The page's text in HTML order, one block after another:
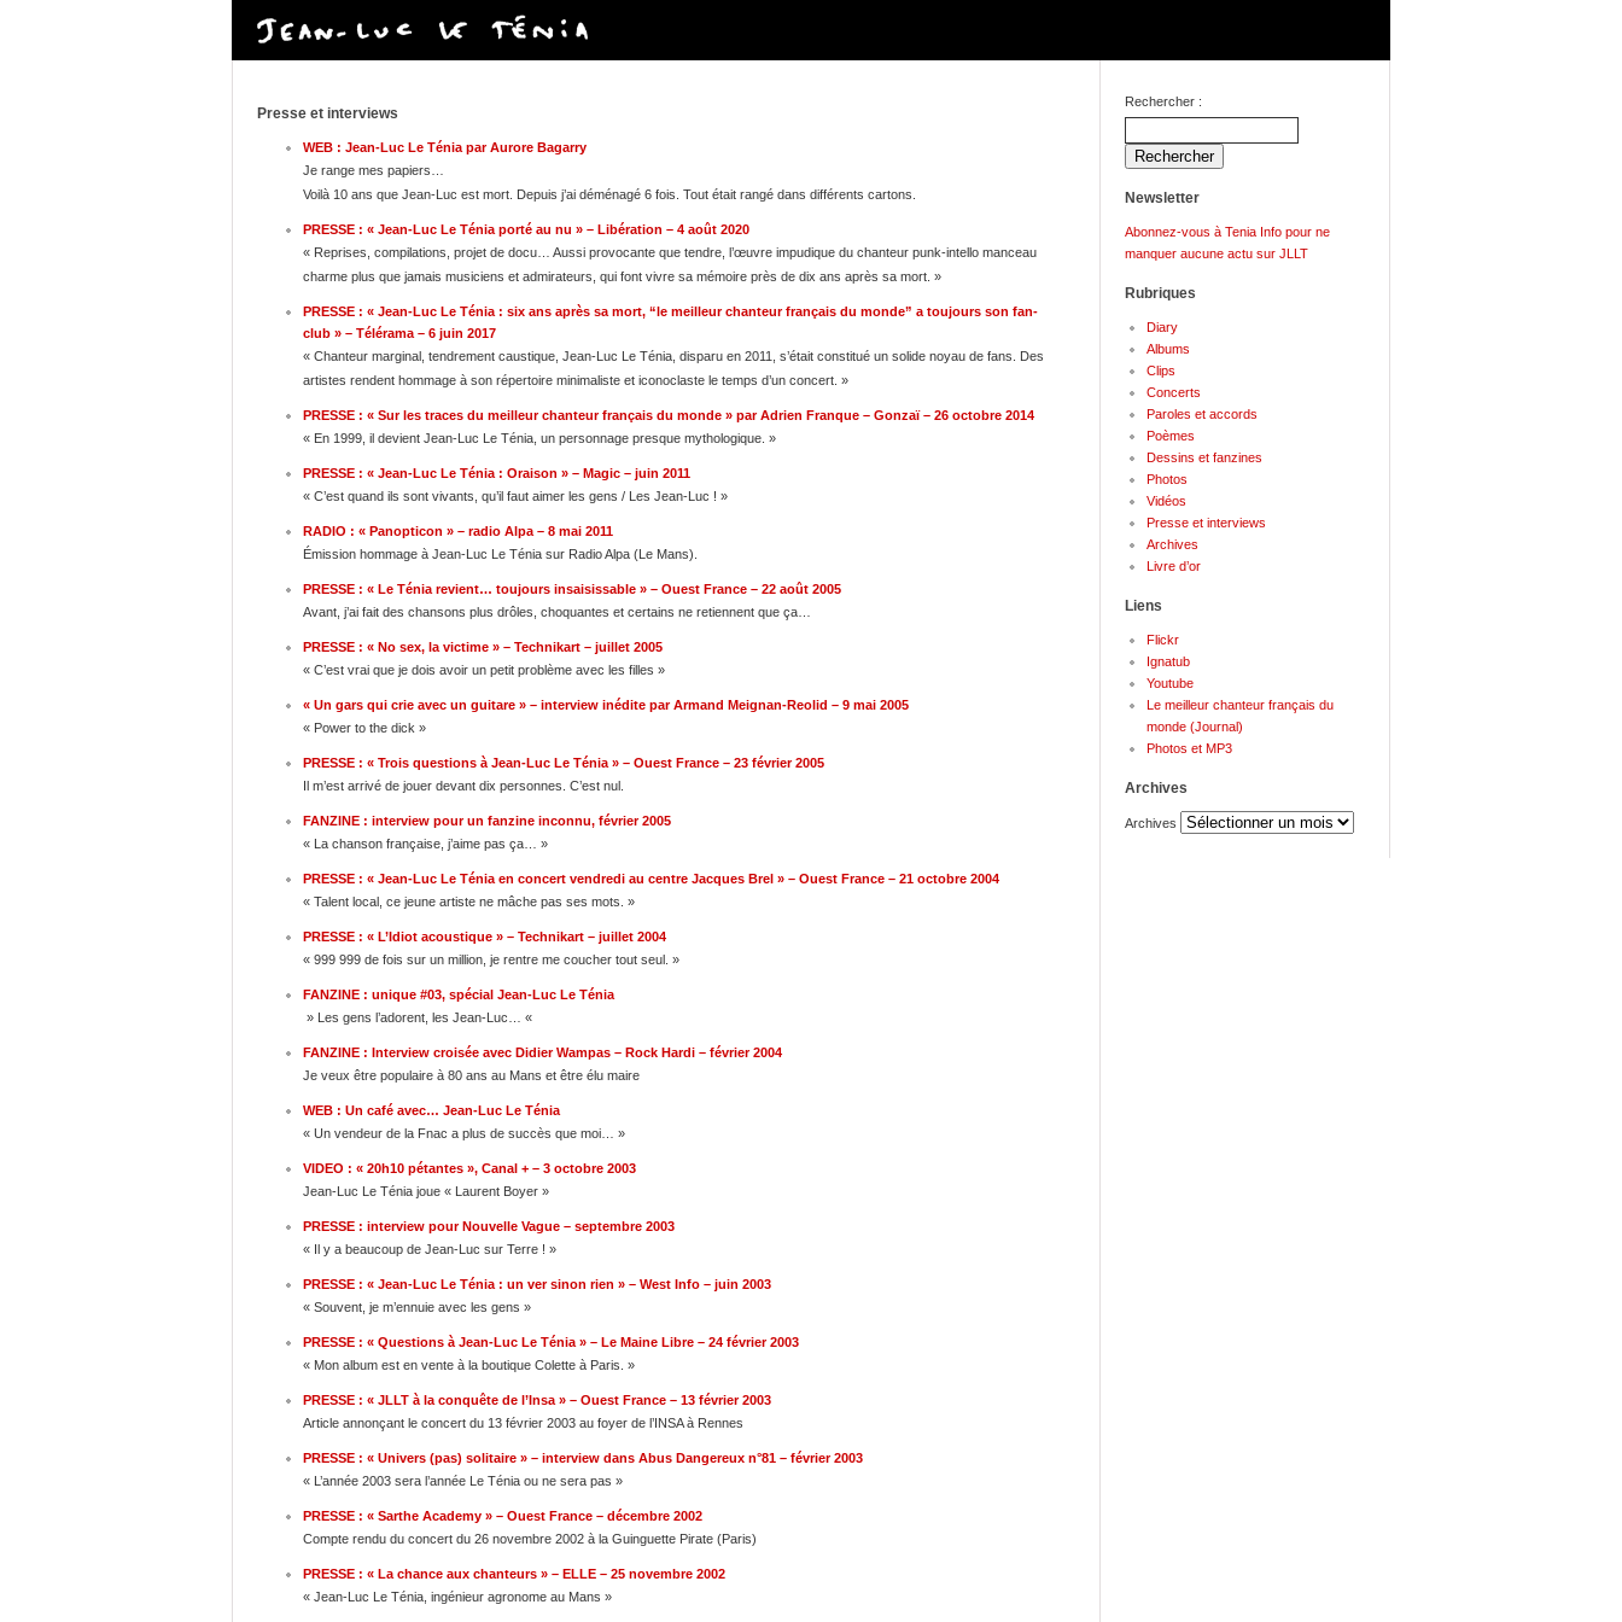
Presse et interviews
WEB : Jean-Luc Le Ténia par Aurore Bagarry
Je range mes papiers…
Voilà 10 ans que Jean-Luc est mort. Depuis j’ai déménagé 6 fois. Tout était rangé dans différents cartons.
PRESSE : « Jean-Luc Le Ténia porté au nu » – Libération – 4 août 2020
« Reprises, compilations, projet de docu… Aussi provocante que tendre, l’œuvre impudique du chanteur punk-intello manceau
charme plus que jamais musiciens et admirateurs, qui font vivre sa mémoire près de dix ans après sa mort. »
PRESSE : « Jean-Luc Le Ténia : six ans après sa mort, “le meilleur chanteur français du monde” a toujours son fan-
club » – Télérama – 6 juin 2017
« Chanteur marginal, tendrement caustique, Jean-Luc Le Ténia, disparu en 2011, s’était constitué un solide noyau de fans. Des
artistes rendent hommage à son répertoire minimaliste et iconoclaste le temps d’un concert. »
PRESSE : « Sur les traces du meilleur chanteur français du monde » par Adrien Franque – Gonzaï – 26 octobre 2014
« En 1999, il devient Jean-Luc Le Ténia, un personnage presque mythologique. »
PRESSE : « Jean-Luc Le Ténia : Oraison » – Magic – juin 2011
« C’est quand ils sont vivants, qu’il faut aimer les gens / Les Jean-Luc ! »
RADIO : « Panopticon » – radio Alpa – 8 mai 2011
Émission hommage à Jean-Luc Le Ténia sur Radio Alpa (Le Mans).
PRESSE : « Le Ténia revient… toujours insaisissable » – Ouest France – 22 août 2005
Avant, j’ai fait des chansons plus drôles, choquantes et certains ne retiennent que ça…
PRESSE : « No sex, la victime » – Technikart – juillet 2005
« C’est vrai que je dois avoir un petit problème avec les filles »
« Un gars qui crie avec un guitare » – interview inédite par Armand Meignan-Reolid – 9 mai 2005
« Power to the dick »
PRESSE : « Trois questions à Jean-Luc Le Ténia » – Ouest France – 23 février 2005
Il m’est arrivé de jouer devant dix personnes. C’est nul.
FANZINE : interview pour un fanzine inconnu, février 2005
« La chanson française, j’aime pas ça… »
PRESSE : « Jean-Luc Le Ténia en concert vendredi au centre Jacques Brel » – Ouest France – 21 octobre 2004
« Talent local, ce jeune artiste ne mâche pas ses mots. »
PRESSE : « L’Idiot acoustique » – Technikart – juillet 2004
« 999 999 de fois sur un million, je rentre me coucher tout seul. »
FANZINE : unique #03, spécial Jean-Luc Le Ténia
» Les gens l’adorent, les Jean-Luc… «
FANZINE : Interview croisée avec Didier Wampas – Rock Hardi – février 2004
Je veux être populaire à 80 ans au Mans et être élu maire
WEB : Un café avec… Jean-Luc Le Ténia
« Un vendeur de la Fnac a plus de succès que moi… »
VIDEO : « 20h10 pétantes », Canal + – 3 octobre 2003
Jean-Luc Le Ténia joue « Laurent Boyer »
PRESSE : interview pour Nouvelle Vague – septembre 2003
« Il y a beaucoup de Jean-Luc sur Terre ! »
PRESSE : « Jean-Luc Le Ténia : un ver sinon rien » – West Info – juin 2003
« Souvent, je m’ennuie avec les gens »
PRESSE : « Questions à Jean-Luc Le Ténia » – Le Maine Libre – 24 février 2003
« Mon album est en vente à la boutique Colette à Paris. »
PRESSE : « JLLT à la conquête de l’Insa » – Ouest France – 13 février 2003
Article annonçant le concert du 13 février 2003 au foyer de l’INSA à Rennes
PRESSE : « Univers (pas) solitaire » – interview dans Abus Dangereux n°81 – février 2003
« L’année 2003 sera l’année Le Ténia ou ne sera pas »
PRESSE : « Sarthe Academy » – Ouest France – décembre 2002
Compte rendu du concert du 26 novembre 2002 à la Guinguette Pirate (Paris)
PRESSE : « La chance aux chanteurs » – ELLE – 25 novembre 2002
« Jean-Luc Le Ténia, ingénieur agronome au Mans »
Rechercher :
Newsletter
Abonnez-vous à Tenia Info pour ne
manquer aucune actu sur JLLT
Rubriques
Diary
Albums
Clips
Concerts
Paroles et accords
Poèmes
Dessins et fanzines
Photos
Vidéos
Presse et interviews
Archives
Livre d’or
Liens
Flickr
Ignatub
Youtube
Le meilleur chanteur français du
monde (Journal)
Photos et MP3
Archives
Archives